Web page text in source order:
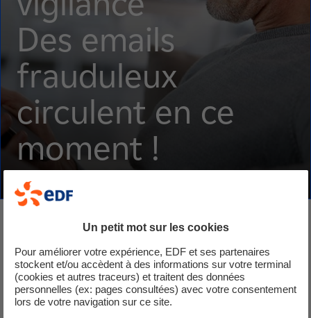
Des emails
frauduleux
circulent en ce
moment !
énergie 2026 : les
envois débutent
au 1ᵉʳ avril pour la
Corse
électronique
devient
obligatoire pour
les entreprises
Nous contacter
Un petit mot sur les cookies
Pour améliorer votre expérience, EDF et ses partenaires
stockent et/ou accèdent à des informations sur votre terminal
(cookies et autres traceurs) et traitent des données
personnelles (ex: pages consultées) avec votre consentement
lors de votre navigation sur ce site.